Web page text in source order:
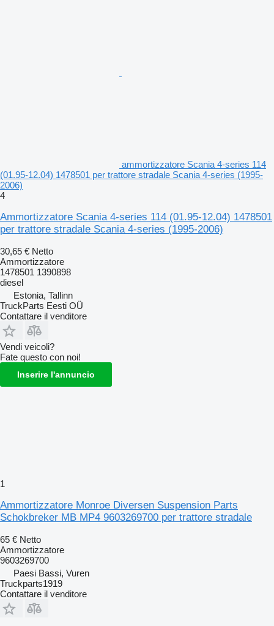
ammortizzatore Scania 4-series 114
(01.95-12.04) 1478501 per trattore stradale Scania 4-series (1995-
2006)
4
Ammortizzatore Scania 4-series 114 (01.95-12.04) 1478501
per trattore stradale Scania 4-series (1995-2006)
30,65 € Netto
Ammortizzatore
1478501 1390898
diesel
Estonia, Tallinn
TruckParts Eesti OÜ
Contattare il venditore
Vendi veicoli?
Fate questo con noi!
Inserire l'annuncio
1
Ammortizzatore Monroe Diversen Suspension Parts
Schokbreker MB MP4 9603269700 per trattore stradale
65 € Netto
Ammortizzatore
9603269700
Paesi Bassi, Vuren
Truckparts1919
Contattare il venditore